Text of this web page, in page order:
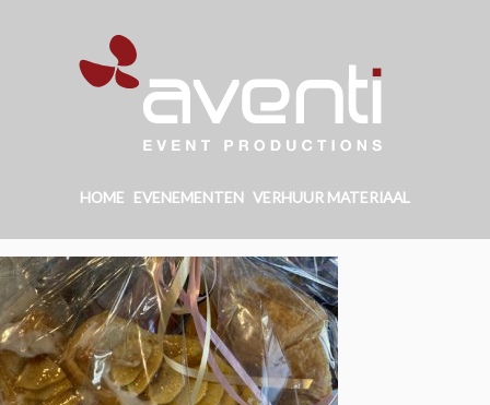
HOME EVENEMENTEN VERHUUR MATERIAAL